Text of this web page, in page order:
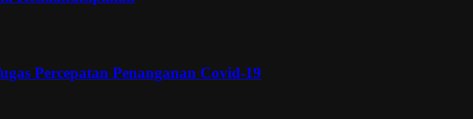
Percepatan Penanganan Covid-19